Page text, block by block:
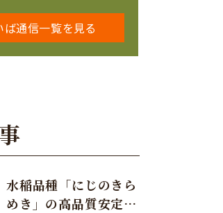
ば通信一覧を見る
水稲品種「にじのきら
めき」の高品質安定多